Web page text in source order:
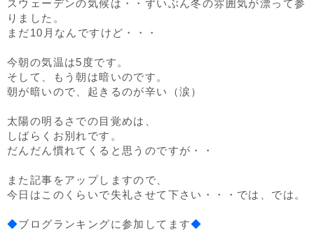
スウェーデンの気候は・・ずいぶん冬の雰囲気が漂って参
りました。
まだ10月なんですけど・・・
今朝の気温は5度です。
そして、もう朝は暗いのです。
朝が暗いので、起きるのが辛い（涙）
太陽の明るさでの目覚めは、
しばらくお別れです。
だんだん慣れてくると思うのですが・・
また記事をアップしますので、
今日はこのくらいで失礼させて下さい・・・では、では。
◆ブログランキングに参加してます◆